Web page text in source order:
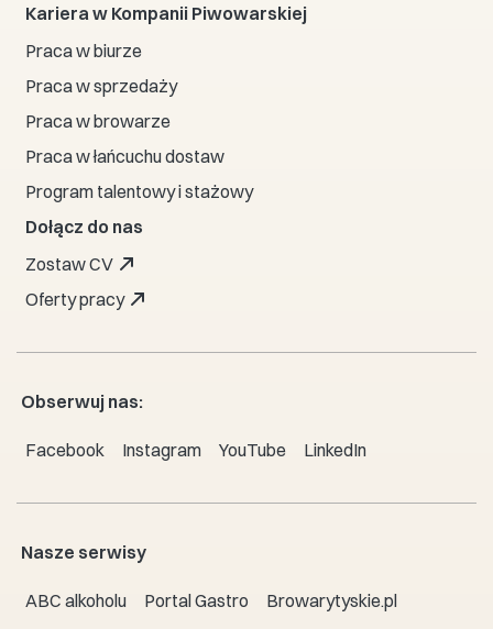
Kariera w Kompanii Piwowarskiej
Praca w biurze
Praca w sprzedaży
Praca w browarze
Praca w łańcuchu dostaw
Program talentowy i stażowy
Dołącz do nas
Zostaw CV
Oferty pracy
Obserwuj nas:
Facebook Instagram YouTube LinkedIn
Nasze serwisy
ABC alkoholu Portal Gastro Browarytyskie.pl